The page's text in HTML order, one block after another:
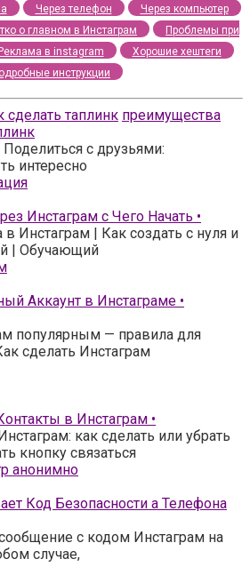
Через телефон
Через компьютер
о главном в Инстаграм
Проблемы при
в instagram
Хорошие хештеги
инструкции
сделать таплинк преимущества
с друзьями:
интересно
Инстаграм с Чего Начать •
Инстаграм | Как создать с нуля и
| Обучающий
Аккаунт в Инстаграме •
популярным — правила для
сделать Инстаграм
в Инстаграм •
как сделать или убрать
кнопку связаться
Код Безопасности а Телефона
с кодом Инстаграм на
случае,